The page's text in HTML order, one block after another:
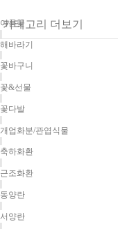
카테고리 더보기
여름꽃
|
해바라기
꽃바구니
꽃&선물
|
꽃다발
|
개업화분/관엽식물
축하화환
근조화환
|
동양란
|
서양란